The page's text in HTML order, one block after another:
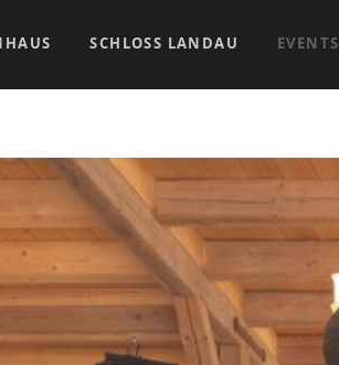
SCHLOSS LANDAU